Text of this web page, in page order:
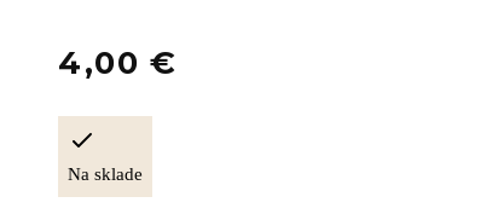
4,00 €
Na sklade